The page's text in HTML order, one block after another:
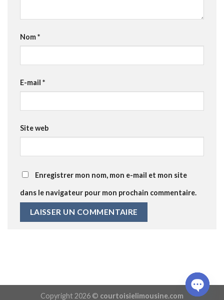
Nom*
E-mail *
Site web
Enregistrer mon nom, mon e-mail et mon site
dans le navigateur pour mon prochain commentaire.
Copyright 2026 © courtoisielimousine.com